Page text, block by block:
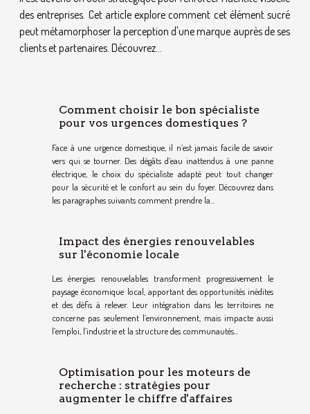
des entreprises. Cet article explore comment cet élément sucré
peut métamorphoser la perception d'une marque auprès de ses
clients et partenaires. Découvrez...
Comment choisir le bon spécialiste
pour vos urgences domestiques ?
Face à une urgence domestique, il n’est jamais facile de savoir
vers qui se tourner. Des dégâts d’eau inattendus à une panne
électrique, le choix du spécialiste adapté peut tout changer
pour la sécurité et le confort au sein du foyer. Découvrez dans
les paragraphes suivants comment prendre la...
Impact des énergies renouvelables
sur l'économie locale
Les énergies renouvelables transforment progressivement le
paysage économique local, apportant des opportunités inédites
et des défis à relever. Leur intégration dans les territoires ne
concerne pas seulement l’environnement, mais impacte aussi
l’emploi, l’industrie et la structure des communautés...
Optimisation pour les moteurs de
recherche : stratégies pour
augmenter le chiffre d'affaires